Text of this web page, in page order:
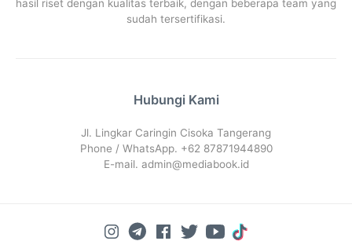
hasil riset dengan kualitas terbaik, dengan beberapa team yang
sudah tersertifikasi.
Hubungi Kami
Jl. Lingkar Caringin Cisoka Tangerang
Phone / WhatsApp. +62 87871944890
E-mail. admin@mediabook.id